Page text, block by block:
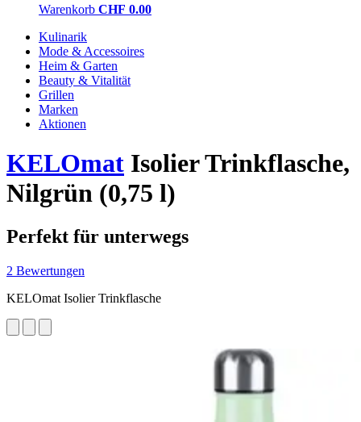
Warenkorb CHF 0.00
Kulinarik
Mode & Accessoires
Heim & Garten
Beauty & Vitalität
Grillen
Marken
Aktionen
KELOmat Isolier Trinkflasche,
Nilgrün (0,75 l)
Perfekt für unterwegs
2 Bewertungen
KELOmat Isolier Trinkflasche